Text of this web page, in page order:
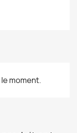
moment.